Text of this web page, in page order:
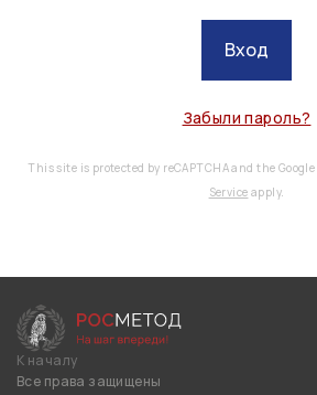
Вход
Забыли пароль?
This site is protected by reCAPTCHA and the Google
Service apply.
К началу
Все права защищены